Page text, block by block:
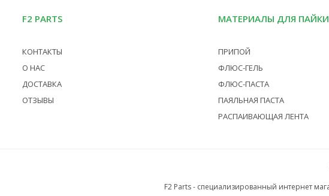
F2 PARTS
КОНТАКТЫ
О НАС
ДОСТАВКА
ОТЗЫВЫ
МАТЕРИАЛЫ ДЛЯ ПАЙКИ
ПРИПОЙ
ФЛЮС-ГЕЛЬ
ФЛЮС-ПАСТА
ПАЯЛЬНАЯ ПАСТА
РАСПАИВАЮЩАЯ ЛЕНТА